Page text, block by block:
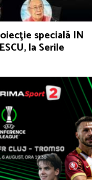
specială IN
la Serile